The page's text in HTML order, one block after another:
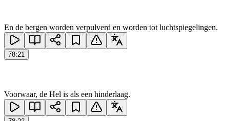
En de bergen worden verpulverd en worden tot luchtspiegelingen.
78:21
Voorwaar, de Hel is als een hinderlaag.